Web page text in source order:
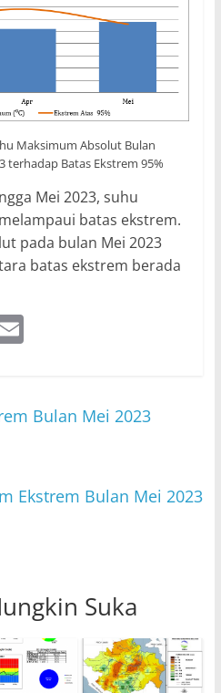
Maksimum Absolut Bulan
terhadap Batas Ekstrem 95%
Mei 2023, suhu
batas ekstrem.
pada bulan Mei 2023
batas ekstrem berada
E
l Bulan Mei 2023
Ekstrem Bulan Mei 2023
Suka